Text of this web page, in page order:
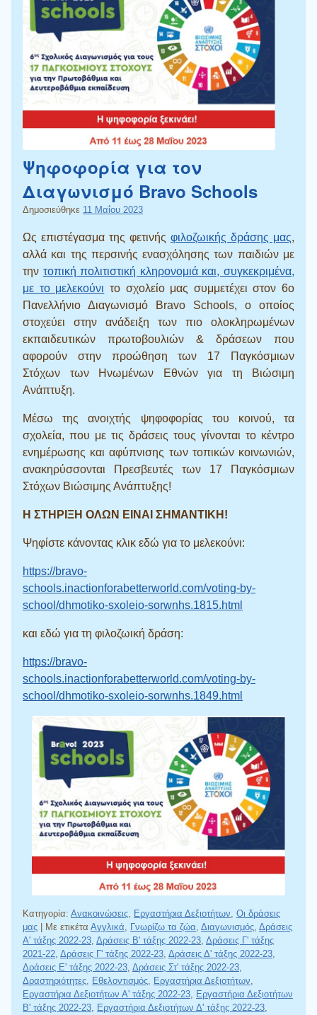
Ψηφοφορία για τον
Διαγωνισμό Bravo Schools
Δημοσιεύθηκε 11 Μαΐου 2023
Ως επιστέγασμα της φετινής φιλοζωικής δράσης μας,
αλλά και της περσινής ενασχόλησης των παιδιών με
την τοπική πολιτιστική κληρονομιά και, συγκεκριμένα,
με το μελεκούνι το σχολείο μας συμμετέχει στον 6ο
Πανελλήνιο Διαγωνισμό Bravo Schools, ο οποίος
στοχεύει στην ανάδειξη των πιο ολοκληρωμένων
εκπαιδευτικών πρωτοβουλιών & δράσεων που
αφορούν στην προώθηση των 17 Παγκόσμιων
Στόχων των Ηνωμένων Εθνών για τη Βιώσιμη
Ανάπτυξη.
Μέσω της ανοιχτής ψηφοφορίας του κοινού, τα
σχολεία, που με τις δράσεις τους γίνονται το κέντρο
ενημέρωσης και αφύπνισης των τοπικών κοινωνιών,
ανακηρύσσονται Πρεσβευτές των 17 Παγκόσμιων
Στόχων Βιώσιμης Ανάπτυξης!
Η ΣΤΗΡΙΞΗ ΟΛΩΝ ΕΙΝΑΙ ΣΗΜΑΝΤΙΚΗ!
Ψηφίστε κάνοντας κλικ εδώ για το μελεκούνι:
https://bravo-
schools.inactionforabetterworld.com/voting-by-
school/dhmotiko-sxoleio-sorwnhs.1815.html
και εδώ για τη φιλοζωική δράση:
https://bravo-
schools.inactionforabetterworld.com/voting-by-
school/dhmotiko-sxoleio-sorwnhs.1849.html
Κατηγορία: Ανακοινώσεις, Εργαστήρια Δεξιοτήτων, Οι δράσεις
μας
Με ετικέτα Αγγλικά, Γνωρίζω τα ζώα, Διαγωνισμός, Δράσεις
Α' τάξης 2022-23, Δράσεις Β' τάξης 2022-23, Δράσεις Γ' τάξης
2021-22, Δράσεις Γ' τάξης 2022-23, Δράσεις Δ' τάξης 2022-23,
Δράσεις Ε' τάξης 2022-23, Δράσεις Στ' τάξης 2022-23,
Δραστηριότητες, Εθελοντισμός, Εργαστήρια Δεξιοτήτων,
Εργαστήρια Δεξιοτήτων Α' τάξης 2022-23, Εργαστήρια Δεξιοτήτων
Β' τάξης 2022-23, Εργαστήρια Δεξιοτήτων Δ' τάξης 2022-23,